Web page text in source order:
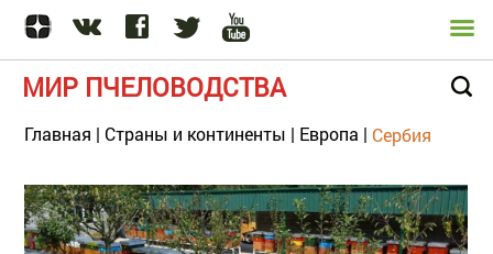
МИР ПЧЕЛОВОДСТВА
Главная | Страны и континенты | Европа | Сербия